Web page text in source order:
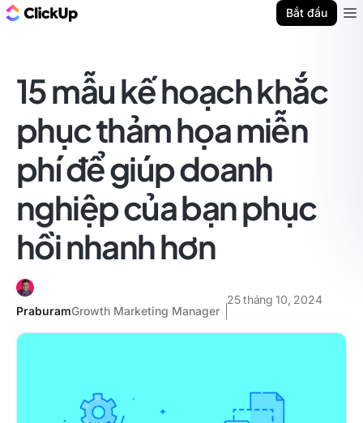
Bắt đầu
15 mẫu kế hoạch khắc
phục thảm họa miễn
phí để giúp doanh
nghiệp của bạn phục
hồi nhanh hơn
PraburamGrowth Marketing Manager
25 tháng 10, 2024